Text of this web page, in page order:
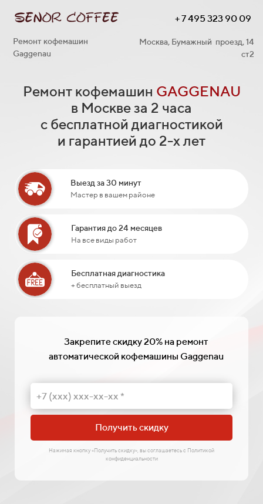
Ремонт кофемашин
Gaggenau
+ 7 495 323 90 09
Москва, Бумажный проезд, 14
ст2
Ремонт кофемашин GAGGENAU
в Москве за 2 часа
с бесплатной диагностикой
и гарантией до 2-х лет
Выезд за 30 минут
Мастер в вашем районе
Гарантия до 24 месяцев
На все виды работ
Бесплатная диагностика
+ бесплатный выезд
Закрепите скидку 20% на ремонт
автоматической кофемашины Gaggenau
Получить скидку
Нажимая кнопку «Получить скидку», вы соглашаетесь с Политикой
конфиденциальности